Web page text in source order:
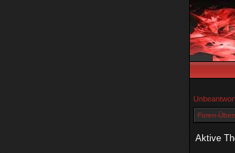
Foren-
Aktive